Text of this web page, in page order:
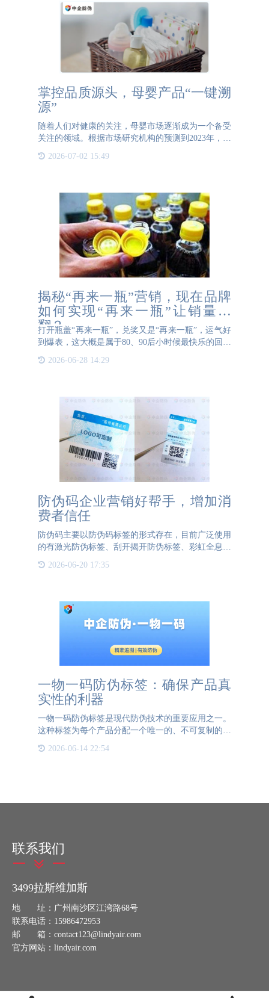
掌控品质源头，母婴产品“一键溯
源”
随着人们对健康的关注，母婴市场逐渐成为一个备受
关注的领域。根据市场研究机构的预测到2023年，国
民人均可支配收入增长，母婴家庭的消费能力提升，
中国母婴营养品市场将迎来新一轮增长，越来越多的
2026-07-02 15:49
揭秘“再来一瓶”营销，现在品牌
如何实现“再来一瓶”让销量翻
翻？
打开瓶盖“再来一瓶”，兑奖又是“再来一瓶”，运气好
到爆表，这大概是属于80、90后小时候最快乐的回忆
2026-06-28 14:29
防伪码企业营销好帮手，增加消
费者信任
防伪码主要以防伪码标签的形式存在，目前广泛使用
的有激光防伪标签、刮开揭开防伪标签、彩虹全息防
伪标签等，防伪工艺多种多样，当然也有很多防伪码
可以直接做在合格证或吊牌上，有些可以直接使用喷
2026-06-20 17:35
一物一码防伪标签：确保产品真
实性的利器
一物一码防伪标签是现代防伪技术的重要应用之一。
这种标签为每个产品分配一个唯一的、不可复制的安
只需使用手机等扫描设备扫描此编码，即可快速验证
2026-06-14 22:54
联系我们
3499拉斯维加斯
地 址：广州南沙区江湾路68号
联系电话：15986472953
邮 箱：contact123@lindyair.com
官方网站：lindyair.com